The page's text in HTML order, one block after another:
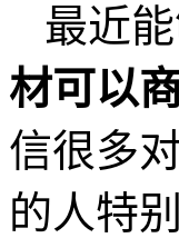
最近
材可以
信很多
的人特